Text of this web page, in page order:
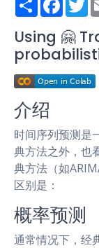
h
r
e
a
e
b
o
k
w
t
t
e
Using 🤗
介绍
时间序列预测是
典方法之外，也
典方法（如
区别是：
概率预测
通常情况下，经